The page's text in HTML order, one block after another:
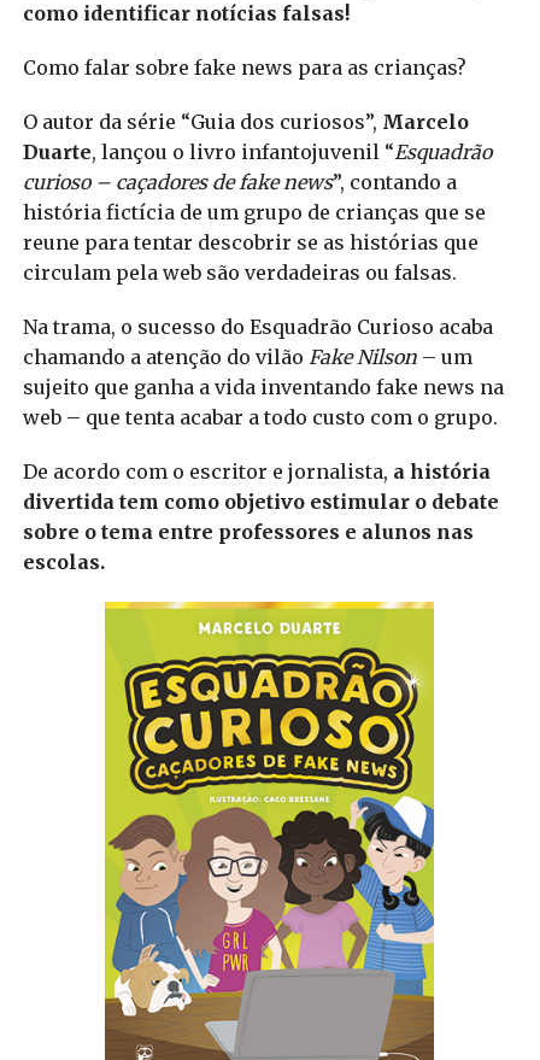
como identificar notícias falsas!
Como falar sobre fake news para as crianças?
O autor da série “Guia dos curiosos”, Marcelo
Duarte, lançou o livro infantojuvenil “Esquadrão
curioso – caçadores de fake news”, contando a
história fictícia de um grupo de crianças que se
reune para tentar descobrir se as histórias que
circulam pela web são verdadeiras ou falsas.
Na trama, o sucesso do Esquadrão Curioso acaba
chamando a atenção do vilão Fake Nilson– um
sujeito que ganha a vida inventando fake news na
web – que tenta acabar a todo custo com o grupo.
De acordo com o escritor e jornalista, a história
divertida tem como objetivo estimular o debate
sobre o tema entre professores e alunos nas
escolas.